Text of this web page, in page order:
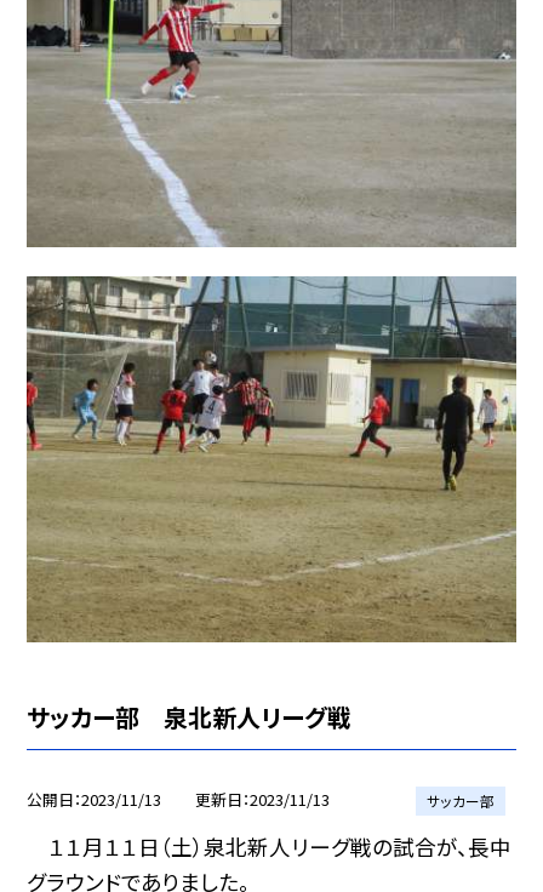
サッカー部 泉北新人リーグ戦
公開日 2023/11/13 更新日 2023/11/13 サッカー部
１１月１１日（土）泉北新人リーグ戦の試合が、長中
グラウンドでありました。